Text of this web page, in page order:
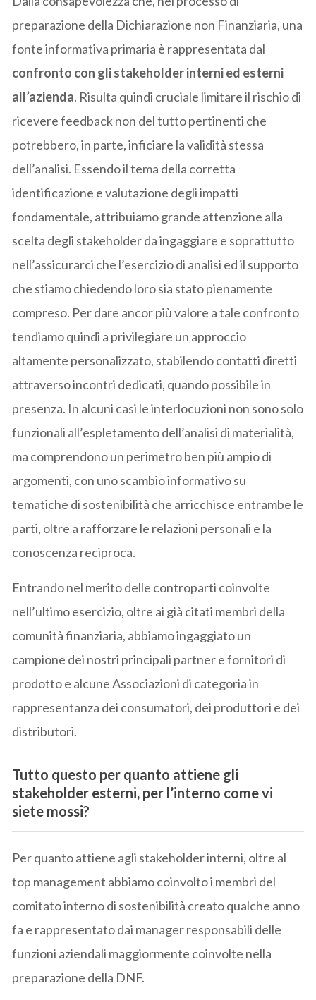
preparazione della Dichiarazione non Finanziaria, una
fonte informativa primaria è rappresentata dal
confronto con gli stakeholder interni ed esterni
all’azienda. Risulta quindi cruciale limitare il rischio di
ricevere feedback non del tutto pertinenti che
potrebbero, in parte, inficiare la validità stessa
dell’analisi. Essendo il tema della corretta
identificazione e valutazione degli impatti
fondamentale, attribuiamo grande attenzione alla
scelta degli stakeholder da ingaggiare e soprattutto
nell’assicurarci che l’esercizio di analisi ed il supporto
che stiamo chiedendo loro sia stato pienamente
compreso. Per dare ancor più valore a tale confronto
tendiamo quindi a privilegiare un approccio
altamente personalizzato, stabilendo contatti diretti
attraverso incontri dedicati, quando possibile in
presenza. In alcuni casi le interlocuzioni non sono solo
funzionali all’espletamento dell’analisi di materialità,
ma comprendono un perimetro ben più ampio di
argomenti, con uno scambio informativo su
tematiche di sostenibilità che arricchisce entrambe le
parti, oltre a rafforzare le relazioni personali e la
conoscenza reciproca.
Entrando nel merito delle controparti coinvolte
nell’ultimo esercizio, oltre ai già citati membri della
comunità finanziaria, abbiamo ingaggiato un
campione dei nostri principali partner e fornitori di
prodotto e alcune Associazioni di categoria in
rappresentanza dei consumatori, dei produttori e dei
distributori.
Tutto questo per quanto attiene gli
stakeholder esterni, per l’interno come vi
siete mossi?
Per quanto attiene agli stakeholder interni, oltre al
top management abbiamo coinvolto i membri del
comitato interno di sostenibilità creato qualche anno
fa e rappresentato dai manager responsabili delle
funzioni aziendali maggiormente coinvolte nella
preparazione della DNF.